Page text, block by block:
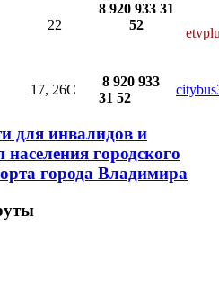
22
8 920 933 31
52
17, 26С
8 920 933
31 52
для инвалидов и
городского
города Владимира